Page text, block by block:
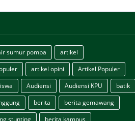
sumur pompa
artikel
artikel opini
Artikel Populer
Audiensi Audiensi KPU
batik
berita
berita gemawang
stunting
berita kampus